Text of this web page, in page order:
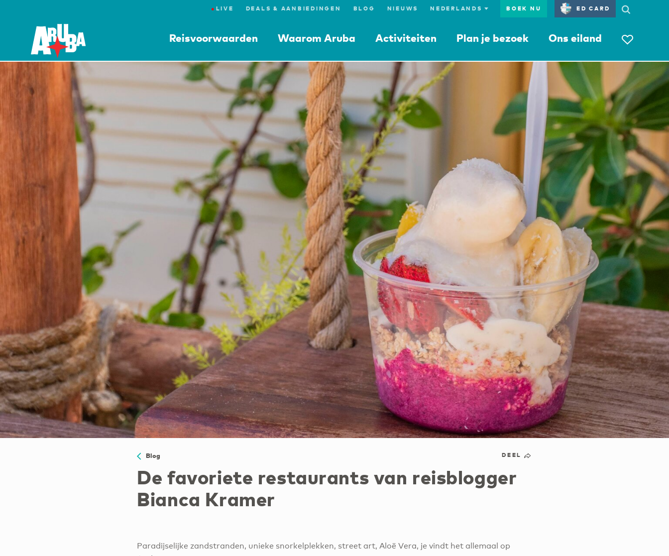
● LIVE DEALS & AANBIEDINGEN BLOG NIEUWS BOEK NU ED CARD
Reisvoorwaarden Waarom Aruba Activiteiten Plan je bezoek Ons eiland
Blog DEEL
De favoriete restaurants van reisblogger
Bianca Kramer
Paradijselijke zandstranden, unieke snorkelplekken, street art, Aloë Vera, je vindt het allemaal op